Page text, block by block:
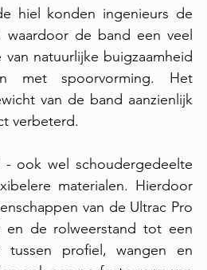
hiel konden ingenieurs de
de band een veel
natuurlijke buigzaamheid
met spoorvorming. Het
van de band aanzienlijk
verbeterd.
ook wel schoudergedeelte
materialen. Hierdoor
van de Ultrac Pro
en de rolweerstand tot een
tussen profiel, wangen en